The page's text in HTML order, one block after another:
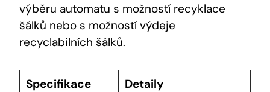
výběru automatu s možností recyklace
šálků nebo s možností výdeje
recyclabilních šálků.
Specifikace
Detaily